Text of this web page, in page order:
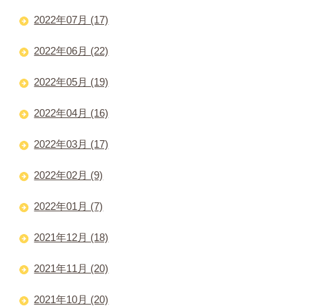
2022年07月 (17)
2022年06月 (22)
2022年05月 (19)
2022年04月 (16)
2022年03月 (17)
2022年02月 (9)
2022年01月 (7)
2021年12月 (18)
2021年11月 (20)
2021年10月 (20)